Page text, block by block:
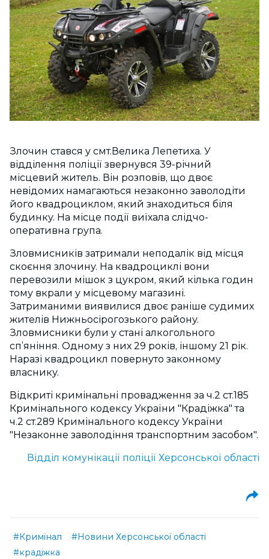
Злочин стався у смт.Велика Лепетиха. У
відділення поліції звернувся 39-річний
місцевий житель. Він розповів, що двоє
невідомих намагаються незаконно заволодіти
його квадроциклом, який знаходиться біля
будинку. На місце події виїхала слідчо-
оперативна група.
Зловмисників затримали неподалік від місця
скоєння злочину. На квадроциклі вони
перевозили мішок з цукром, який кілька годин
тому вкрали у місцевому магазині.
Затриманими виявилися двоє раніше судимих
жителів Нижньосірогозького району.
Зловмисники були у стані алкогольного
сп’яніння. Одному з них 29 років, іншому 21 рік.
Наразі квадроцикл повернуто законному
власнику.
Відкриті кримінальні провадження за ч.2 ст.185
Кримінального кодексу України "Крадіжка" та
ч.2 ст.289 Кримінального кодексу України
"Незаконне заволодіння транспортним засобом".
Відділ комунікації поліції Херсонської області
#Кримінал
#Новини Херсонської області
#крадіжка